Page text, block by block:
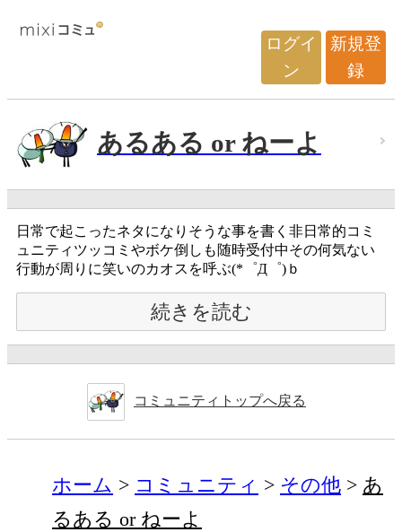
ログイ
ン
新規登
録
あるある or ねーよ
日常で起こったネタになりそうな事を書く非日常的コミ
ュニティツッコミやボケ倒しも随時受付中その何気ない
行動が周りに笑いのカオスを呼ぶ(*゜Д゜)ｂ
続きを読む
コミュニティトップへ戻る
ホーム コミュニティ その他
あ
るある or ねーよ